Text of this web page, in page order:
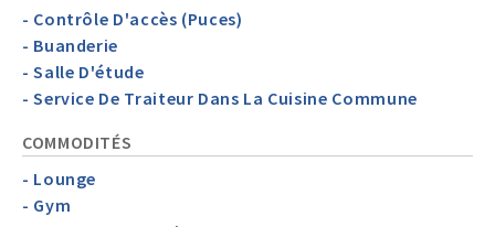
- Contrôle D'accès (Puces)
- Buanderie
- Salle D'étude
- Service De Traiteur Dans La Cuisine Commune
COMMODITÉS
- Lounge
- Gym